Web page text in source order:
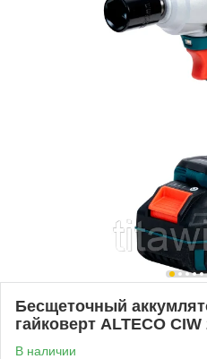
Бесщеточный
гайковерт ALTECO
В наличии